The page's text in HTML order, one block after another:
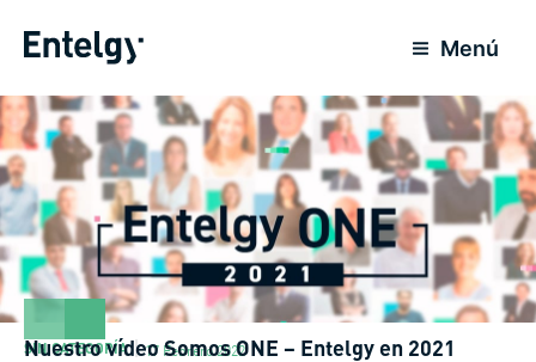
Menú
SIN CATEGORÍA 17 Febrero 2022
Nuestro vídeo Somos ONE – Entelgy en 2021